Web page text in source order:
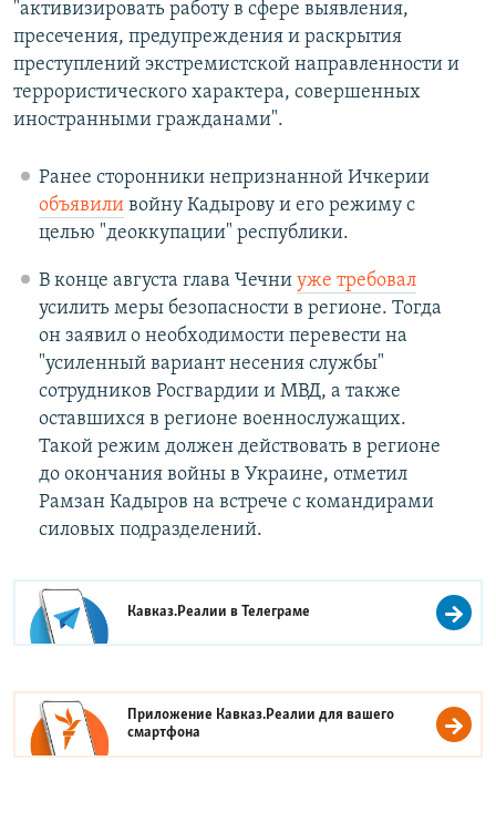
"активизировать работу в сфере выявления,
пресечения, предупреждения и раскрытия
преступлений экстремистской направленности и
террористического характера, совершенных
иностранными гражданами".
Ранее сторонники непризнанной Ичкерии
объявиливойну Кадырову и его режиму с
целью "деоккупации" республики.
В конце августа глава Чечни уже требовал
усилить меры безопасности в регионе. Тогда
он заявил о необходимости перевести на
"усиленный вариант несения службы"
сотрудников Росгвардии и МВД, а также
оставшихся в регионе военнослужащих.
Такой режим должен действовать в регионе
до окончания войны в Украине, отметил
Рамзан Кадыров на встрече с командирами
силовых подразделений.
Кавказ.Реалии вТелеграме
Приложение Кавказ.Реалии для вашего
смартфона